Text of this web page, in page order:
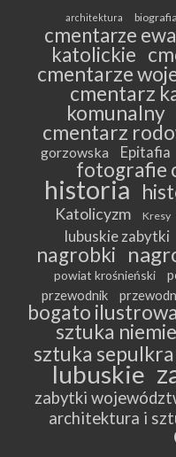
architektura biografia
cmentarze
katolickie
cmentarze
cmentarz
komunalny
cmentarz
gorzowska
Epitafia
fotografie
historia
Katolicyzm Kresy
lubuskie zabytki
nagrobki
powiat krośnieński
przewodnik
bogato
sztuka
sztuka
lubuskie
zabytki
architektura i